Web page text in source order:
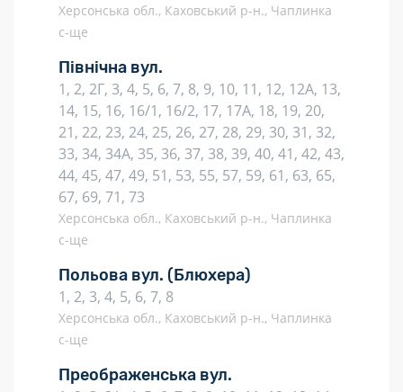
Херсонська обл., Каховський р-н., Чаплинка
с-ще
Північна вул.
1, 2, 2Г, 3, 4, 5, 6, 7, 8, 9, 10, 11, 12, 12А, 13,
14, 15, 16, 16/1, 16/2, 17, 17А, 18, 19, 20,
21, 22, 23, 24, 25, 26, 27, 28, 29, 30, 31, 32,
33, 34, 34А, 35, 36, 37, 38, 39, 40, 41, 42, 43,
44, 45, 47, 49, 51, 53, 55, 57, 59, 61, 63, 65,
67, 69, 71, 73
Херсонська обл., Каховський р-н., Чаплинка
с-ще
Польова вул. (Блюхера)
1, 2, 3, 4, 5, 6, 7, 8
Херсонська обл., Каховський р-н., Чаплинка
с-ще
Преображенська вул.